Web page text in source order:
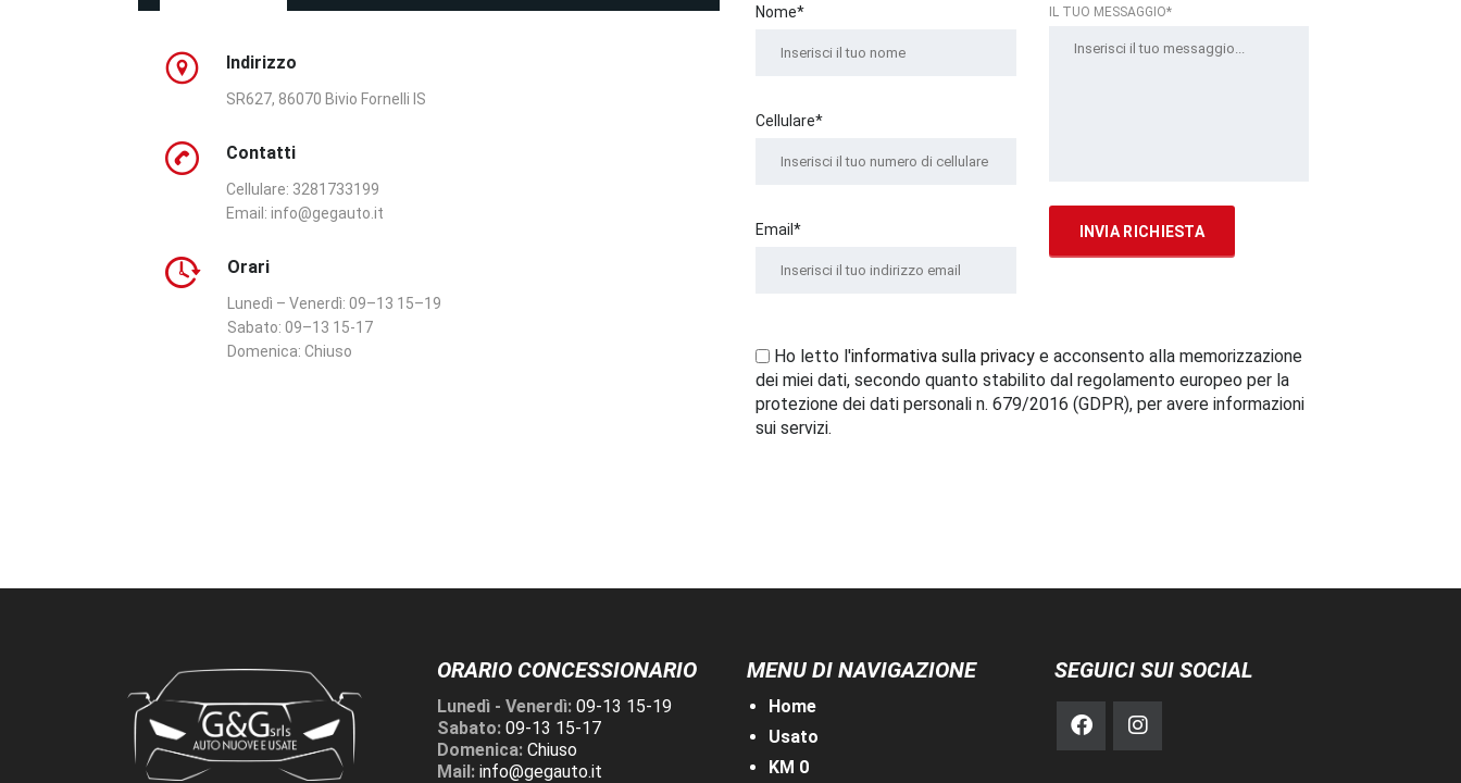
Indirizzo
SR627, 86070 Bivio Fornelli IS
Contatti
Cellulare: 3281733199
Email: info@gegauto.it
Orari
Lunedì – Venerdì: 09–13 15–19
Sabato: 09–13 15-17
Domenica: Chiuso
Nome*
Cellulare*
Email*
IL TUO MESSAGGIO*
Ho letto l'informativa sulla privacy e acconsento alla memorizzazione
dei miei dati, secondo quanto stabilito dal regolamento europeo per la
protezione dei dati personali n. 679/2016 (GDPR), per avere informazioni
sui servizi.
ORARIO CONCESSIONARIO
Lunedì - Venerdì: 09-13 15-19
Sabato: 09-13 15-17
Domenica: Chiuso
Mail: info@gegauto.it
MENU DI NAVIGAZIONE
Home
Usato
KM 0
SEGUICI SUI SOCIAL